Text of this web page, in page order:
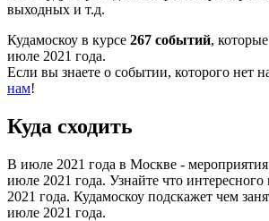
выходных и т.д.
Кудамоскоу в курсе 267 событий,
июле 2021 года.
Если вы знаете о событии, которого нет
нам!
Куда сходить
В июле 2021 года в Москве - мероприятия
июле 2021 года. Узнайте что
2021 года. Кудамоскоу подскажет чем
июле 2021 года.